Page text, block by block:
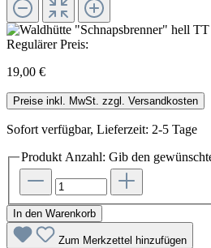
Regulärer Preis:
19,00 €
Preise inkl. MwSt. zzgl. Versandkosten
Sofort verfügbar, Lieferzeit: 2-5 Tage
Produkt Anzahl: Gib den
In den Warenkorb
Zum Merkzettel hinzufügen